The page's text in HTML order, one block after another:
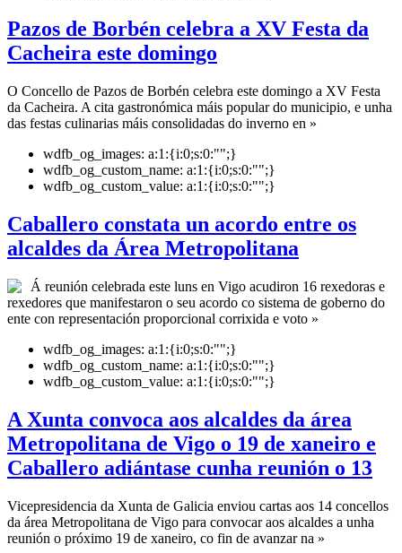
Pazos de Borbén celebra a XV Festa da
Cacheira este domingo
O Concello de Pazos de Borbén celebra este domingo a XV Festa
da Cacheira. A cita gastronómica máis popular do municipio, e unha
das festas culinarias máis consolidadas do inverno en »
wdfb_og_images: a:1:{i:0;s:0:"";}
wdfb_og_custom_name: a:1:{i:0;s:0:"";}
wdfb_og_custom_value: a:1:{i:0;s:0:"";}
Caballero constata un acordo entre os
alcaldes da Área Metropolitana
Á reunión celebrada este luns en Vigo acudiron 16 rexedoras e
rexedores que manifestaron o seu acordo co sistema de goberno do
ente con representación proporcional corrixida e voto »
wdfb_og_images: a:1:{i:0;s:0:"";}
wdfb_og_custom_name: a:1:{i:0;s:0:"";}
wdfb_og_custom_value: a:1:{i:0;s:0:"";}
A Xunta convoca aos alcaldes da área
Metropolitana de Vigo o 19 de xaneiro e
Caballero adiántase cunha reunión o 13
Vicepresidencia da Xunta de Galicia enviou cartas aos 14 concellos
da área Metropolitana de Vigo para convocar aos alcaldes a unha
reunión o próximo 19 de xaneiro, co fin de avanzar na »